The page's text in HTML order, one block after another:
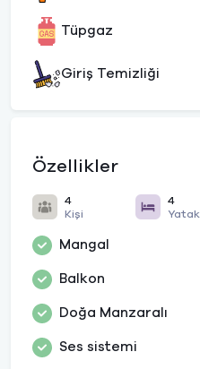
Tüpgaz
Giriş Temizliği
Özellikler
4
Kişi
4
Yatak
Mangal
Balkon
Doğa Manzaralı
Ses sistemi